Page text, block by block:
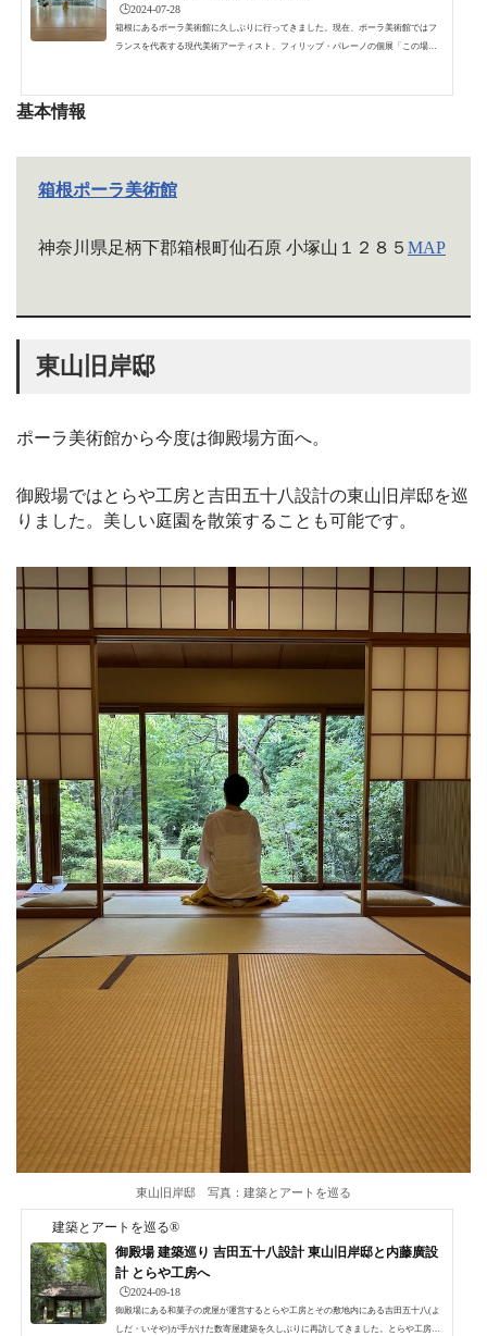
🕒️2024-07-28
箱根にあるポーラ美術館に久しぶりに行ってきました。現在、ポーラ美術館ではフ
ランスを代表する現代美術アーティスト、フィリップ・パレーノの個展「この場
基本情報
箱根ポーラ美術館
神奈川県足柄下郡箱根町仙石原 小塚山１２８５ MAP
東山旧岸邸
ポーラ美術館から今度は御殿場方面へ。
御殿場ではとらや工房と吉田五十八設計の東山旧岸邸を巡
りました。美しい庭園を散策することも可能です。
東山旧岸邸 写真：建築とアートを巡る
建築とアートを巡る®
御殿場 建築巡り 吉田五十八設計 東山旧岸邸と内藤廣設
計 とらや工房へ
🕒️2024-09-18
御殿場にある和菓子の虎屋が運営するとらや工房とその敷地内にある吉田五十八(よ
しだ・いそや)が手がけた数寄屋建築を久しぶりに再訪してきました。とらや工房と